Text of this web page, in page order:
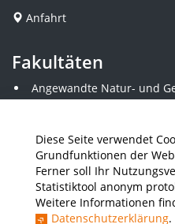
Diese Seite verwendet
Grundfunktionen der
Ferner soll Ihr
Statistiktool anonym
Weitere Informationen
Datenschutzerklärung.
Anfahrt
Fakultäten
Angewandte Natur- und
Angewandte
Elektrotechnik
Gestaltung
Informatik und
Kunststofftechnik und
Maschinenbau
THWS Business School